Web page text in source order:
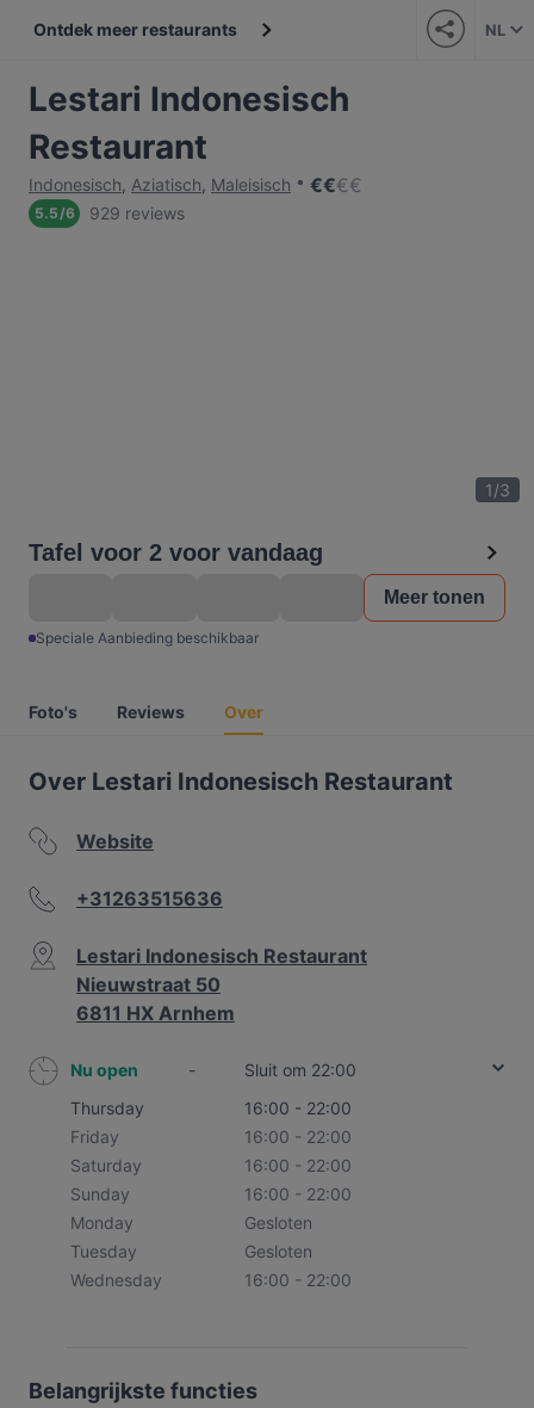
Ontdek meer restaurants NL
Lestari Indonesisch
Restaurant
Indonesisch, Aziatisch, Maleisisch €€€€
5.5/6 929 reviews
1/3
Tafel voor 2 voor vandaag
Meer tonen
Speciale Aanbieding beschikbaar
Foto's Reviews Over
Over Lestari Indonesisch Restaurant
Website
+31263515636
Lestari Indonesisch Restaurant
Nieuwstraat 50
6811 HX Arnhem
Nu open -
Sluit om 22:00
Thursday
16:00 - 22:00
Friday
16:00 - 22:00
Saturday
16:00 - 22:00
Sunday
16:00 - 22:00
Monday
Gesloten
Tuesday
Gesloten
Wednesday
16:00 - 22:00
Belangrijkste functies